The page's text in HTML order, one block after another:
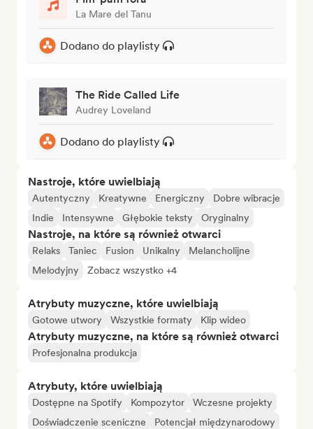
La Mare del Tanu
Dodano do playlisty
The Ride Called Life
Audrey Loveland
Dodano do playlisty
Nastroje, które uwielbiają
Autentyczny Kreatywne Energiczny
Dobre wibracje
Indie
Intensywne Głębokie teksty Oryginalny
Nastroje, na które są również otwarci
Relaks Taniec Fusion Unikalny
Melancholijne
Melodyjny
Zobacz wszystko +4
Atrybuty muzyczne, które uwielbiają
Gotowe utwory Wszystkie formaty Klip wideo
Atrybuty muzyczne, na które są również otwarci
Profesjonalna produkcja
Atrybuty, które uwielbiają
Dostępne na Spotify Kompozytor
Wczesne projekty
Doświadczenie sceniczne
Potencjał międzynarodowy